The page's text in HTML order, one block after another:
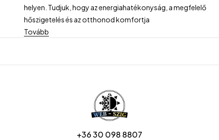
helyen. Tudjuk, hogy az energiahatékonyság, a megfelelő
hőszigetelés és az otthonod komfortja
Tovább
+36 30 098 8807